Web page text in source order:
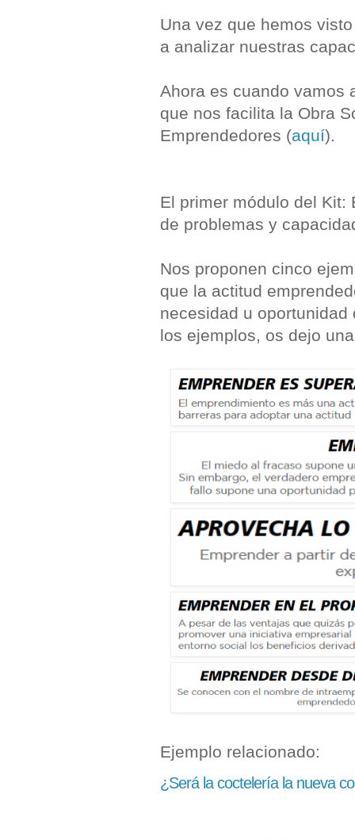
Una vez que hemos
a analizar nuestras
Ahora es cuando vamos
que nos facilita la Obra
Emprendedores (aquí).
El primer módulo del Kit:
de problemas y
Nos proponen cinco
que la actitud
necesidad u
los ejemplos, os dejo
Ejemplo relacionado:
¿Será la coctelería la nueva